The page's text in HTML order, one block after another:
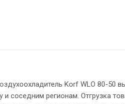
Korf WLO 80-
и соседним регионам. Отгрузка